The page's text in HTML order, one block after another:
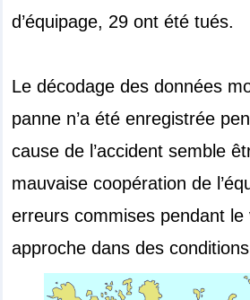
d’équipage, 29 ont été tués.
Le décodage des données
panne n’a été enregistrée
cause de l’accident semble
mauvaise coopération de
erreurs commises pendant
approche dans des